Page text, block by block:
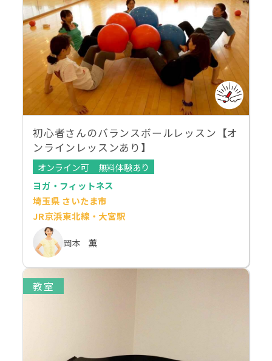
初心者さんのバランスボールレッスン【オ
ンラインレッスンあり】
オンライン可
無料体験あり
ヨガ・フィットネス
埼玉県 さいたま市
JR京浜東北線・大宮駅
岡本 薫
教室